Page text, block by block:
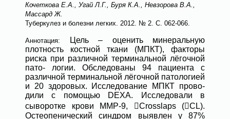
Кочеткова Е.А., Угай Л.Г., Буря К.А., Невзорова В.А.,
Массард Ж.
Туберкулез и болезни легких . 2012. № 2 . С. 062-066.
Аннотация:
Цель – оценить минеральную
плотность костной ткани (МПКТ), факторы
риска при различной терминальной лёгочной
пато- логии. Обследованы 94 пациента с
различной терминальной лёгочной патологией
и 20 здоровых. Исследование МПКТ прово-
дили с помощью DEXA. Исследовали в
сыворотке крови ММР-9, Crosslaps (CL).
Остеопенический синдром выявлен у 87%